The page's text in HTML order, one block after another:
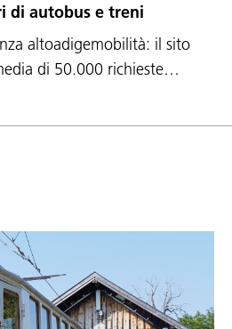
di autobus e treni
altoadigemobilità: il sito
di 50.000 richieste…